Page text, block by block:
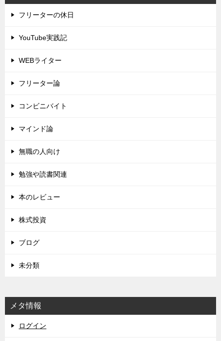
フリーターの休日
YouTube実践記
WEBライター
フリーター論
コンビニバイト
マインド論
無職の人向け
勉強や読書関連
本のレビュー
株式投資
ブログ
未分類
メタ情報
ログイン